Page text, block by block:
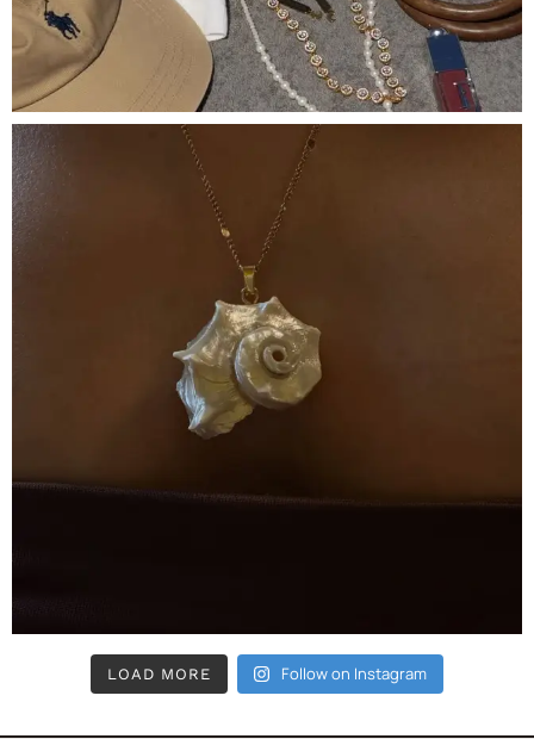
LOAD MORE Follow on Instagram